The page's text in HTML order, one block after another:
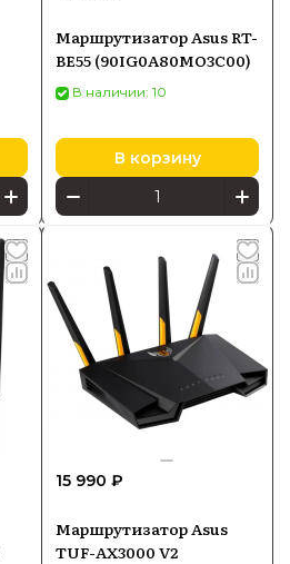
Маршрутизатор Asus RT-
BE55 (90IG0A80MO3C00)
В наличии: 10
В корзину
15 990 ₽
Маршрутизатор Asus
TUF-AX3000 V2